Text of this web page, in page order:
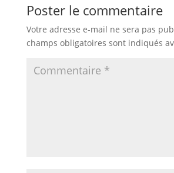
Poster le commentaire
Votre adresse e-mail ne sera pas
champs obligatoires sont indiqués